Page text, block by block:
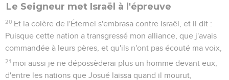
Le Seigneur met Israël à l'épreuve
20 Et la colère de l'Éternel s'embrasa contre Israël, et il dit :
Puisque cette nation a transgressé mon alliance, que j'avais
commandée à leurs pères, et qu'ils n'ont pas écouté ma voix,
21 moi aussi je ne dépossèderai plus un homme devant eux,
d'entre les nations que Josué laissa quand il mourut,